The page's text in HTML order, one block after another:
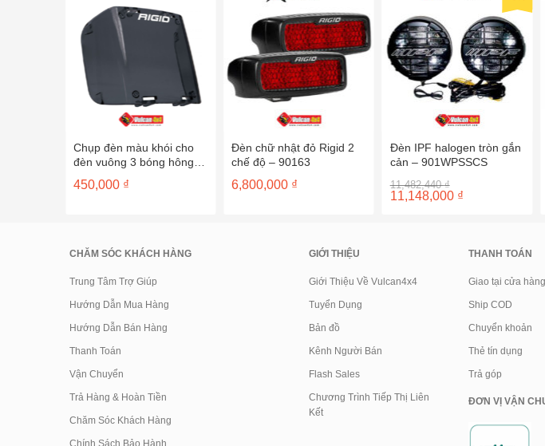
Chụp đèn màu khói cho
đèn vuông 3 bóng hông
32188
450,000 ₫
Đèn chữ nhật đỏ Rigid 2
chế độ – 90163
6,800,000 ₫
Đèn IPF halogen tròn gắn
cản – 901WPSSCS
11,482,440₫
gốc
11,148,000 ₫Giá
CHĂM SÓC KHÁCH HÀNG
Trung Tâm Trợ Giúp
Hướng Dẫn Mua Hàng
Hướng Dẫn Bán Hàng
Thanh Toán
Vận Chuyển
Trả Hàng & Hoàn Tiền
Chăm Sóc Khách Hàng
Chính Sách Bảo Hành
GIỚI THIỆU
Giới Thiệu Về Vulcan4x4
Tuyển Dụng
Bản đồ
Kênh Người Bán
Flash Sales
Chương Trình Tiếp Thị Liên
Kết
THANH TOÁN
Giao tại cửa hàng
Ship COD
Chuyển khoản
Thẻ tín dụng
Trả góp
ĐƠN VỊ VẬN